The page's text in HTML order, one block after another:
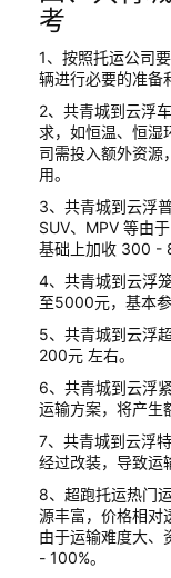
考
1、按照托运公司
辆进行必要的准备
2、共青城到云浮
求，如恒温、恒湿
司需投入额外资
用。
3、共青城到云浮
SUV、MPV 等由
基础上加收 300 -
4、共青城到云浮
至5000元，基本
5、共青城到云浮
200元 左右。
6、共青城到云浮
运输方案，将产生
7、共青城到云浮
经过改装，导致运
8、超跑托运热门
源丰富，价格相对
由于运输难度大、
- 100%。